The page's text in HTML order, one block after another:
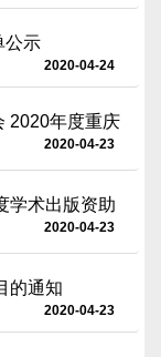
公示
2020-04-24
2020年度重庆
2020-04-23
学术出版资助
2020-04-23
的通知
2020-04-23